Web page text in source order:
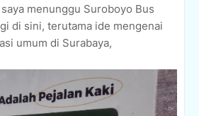
menunggu Suroboyo Bus
di sini, terutama ide mengenai
umum di Surabaya,